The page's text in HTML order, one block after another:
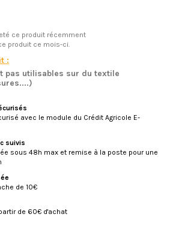
ce produit récemment
produit ce mois-ci.
:
pas utilisables sur du textile
avec le module du Crédit Agricole E-
suivis
sous 48h max et remise à la poste pour une
de 10€
de 60€ d'achat